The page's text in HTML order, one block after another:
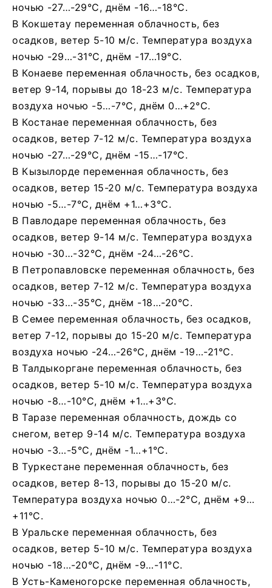
ночью -27…-29°C, днём -16…-18°C.
В Кокшетау переменная облачность, без
осадков, ветер 5-10 м/с. Температура воздуха
ночью -29…-31°C, днём -17…19°C.
В Конаеве переменная облачность, без осадков,
ветер 9-14, порывы до 18-23 м/с. Температура
воздуха ночью -5…-7°C, днём 0…+2°C.
В Костанае переменная облачность, без
осадков, ветер 7-12 м/с. Температура воздуха
ночью -27…-29°C, днём -15…-17°C.
В Кызылорде переменная облачность, без
осадков, ветер 15-20 м/с. Температура воздуха
ночью -5…-7°C, днём +1…+3°C.
В Павлодаре переменная облачность, без
осадков, ветер 9-14 м/с. Температура воздуха
ночью -30…-32°C, днём -24…-26°C.
В Петропавловске переменная облачность, без
осадков, ветер 7-12 м/с. Температура воздуха
ночью -33…-35°C, днём -18…-20°C.
В Семее переменная облачность, без осадков,
ветер 7-12, порывы до 15-20 м/с. Температура
воздуха ночью -24…-26°C, днём -19…-21°C.
В Талдыкоргане переменная облачность, без
осадков, ветер 5-10 м/с. Температура воздуха
ночью -8…-10°C, днём +1…+3°C.
В Таразе переменная облачность, дождь со
снегом, ветер 9-14 м/с. Температура воздуха
ночью -3…-5°C, днём -1…+1°C.
В Туркестане переменная облачность, без
осадков, ветер 8-13, порывы до 15-20 м/с.
Температура воздуха ночью 0…-2°C, днём +9…
+11°C.
В Уральске переменная облачность, без
осадков, ветер 5-10 м/с. Температура воздуха
ночью -18…-20°C, днём -9…-11°C.
В Усть-Каменогорске переменная облачность,